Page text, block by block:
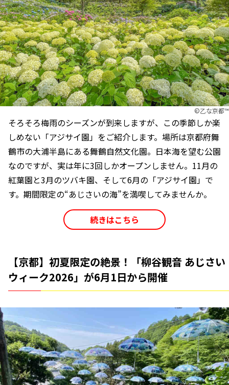
©︎乙な京都™
そろそろ梅雨のシーズンが到来しますが、この季節しか楽
しめない「アジサイ園」をご紹介します。場所は京都府舞
鶴市の大浦半島にある舞鶴自然文化園。日本海を望む公園
なのですが、実は年に3回しかオープンしません。11月の
紅葉園と3月のツバキ園、そして6月の「アジサイ園」で
す。期間限定の“あじさいの海”を満喫してみませんか。
続きはこちら
【京都】初夏限定の絶景！「柳谷観音 あじさい
ウィーク2026」が6月1日から開催